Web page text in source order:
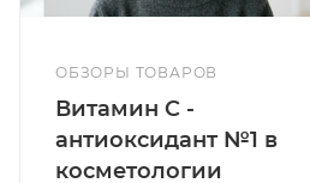
ОБЗОРЫ ТОВАРОВ
Витамин C -
антиоксидант №1 в
косметологии